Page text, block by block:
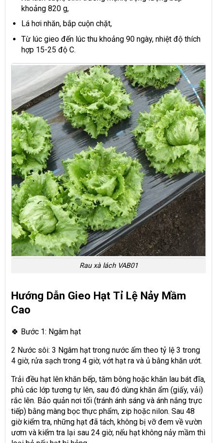
khoảng 820 g,
Lá hơi nhăn, bắp cuộn chặt,
Từ lúc gieo đến lúc thu khoảng 90 ngày, nhiệt độ thích
hợp 15-25 độ C.
Rau xà lách VAB01
Hướng Dẫn Gieo Hạt Tỉ Lệ Nảy Mầm
Cao
🍀 Bước 1: Ngâm hạt
2 Nước sôi: 3 Ngâm hạt trong nước ấm theo tỷ lệ 3 trong
4 giờ, rửa sạch trong 4 giờ, vớt hạt ra và ủ bằng khăn ướt.
Trải đều hạt lên khăn bếp, tăm bông hoặc khăn lau bát đĩa,
phủ các lớp tương tự lên, sau đó dùng khăn ẩm (giấy, vải)
rắc lên. Bảo quản nơi tối (tránh ánh sáng và ánh nắng trực
tiếp) bằng màng bọc thực phẩm, zip hoặc nilon. Sau 48
giờ kiểm tra, những hạt đã tách, không bị vỡ đem về vườn
ươm và kiểm tra lại sau 24 giờ, nếu hạt không nảy mầm thì